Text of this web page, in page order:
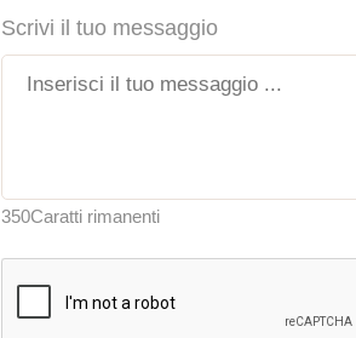
Scrivi il tuo messaggio
350Caratti rimanenti